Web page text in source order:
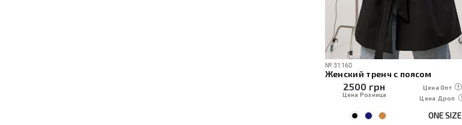
№ 31160
Женский тренч с поясом
2500 грн
Цена Розница
Цена Опт
Цена Дроп
ONE SIZE